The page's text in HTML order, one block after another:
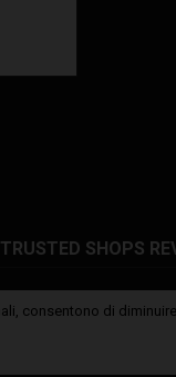
TRUSTED SHOPS
consentono di